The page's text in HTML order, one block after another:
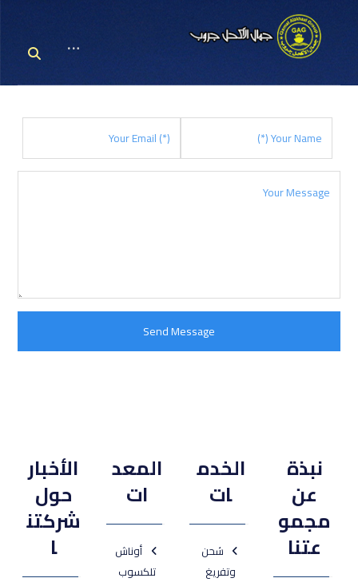
ثابت نموذج
الاتصال
Send Message
نبذة
عن
مجمو
عتنا
الخدم
ات
شحن
وتفريغ
المعد
ات
أوناش
تلكسوب
الأخبار
حول
شركتن
ا